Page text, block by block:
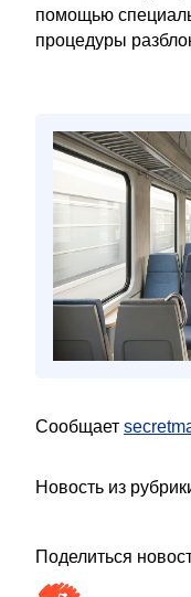
помощью
процедуры
Сообщает
Новость из
Поделиться